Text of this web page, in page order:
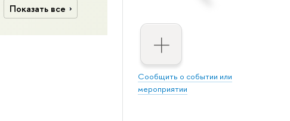
Сообщить о событии или
мероприятии
Показать все